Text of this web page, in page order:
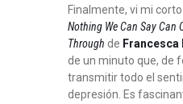
Finalmente, vi mi
Nothing We Can Say Can
Through de Francesca
de un minuto que, de
transmitir todo el
depresión. Es